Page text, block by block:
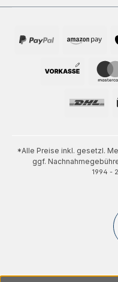
*Alle Preise inkl. gesetzl.
ggf.
1994 -